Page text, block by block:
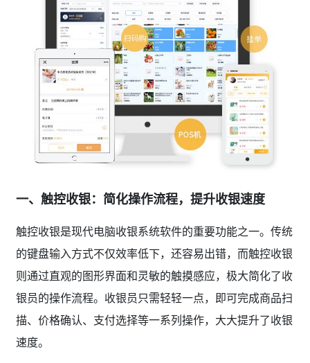
一、触控收银：简化操作流程，提升收银速度
触控收银是现代电脑收银系统软件的重要功能之一。传统
的键盘输入方式不仅效率低下，还容易出错，而触控收银
则通过直观的图形界面和灵敏的触摸感应，极大简化了收
银员的操作流程。收银员只需轻轻一点，即可完成商品扫
描、价格确认、支付选择等一系列操作，大大提升了收银
速度。